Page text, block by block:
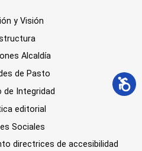
y Visión
Alcaldía
de Pasto
de Integridad
editorial
Sociales
directrices de accesibilidad